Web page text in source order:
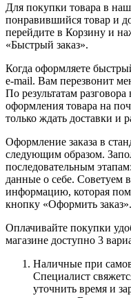
Для покупки товара в
понравившийся товар и
перейдите в Корзину и
«Быстрый заказ».
Когда оформляете
e-mail. Вам перезвонит
По результатам
оформления товара на
только ждать доставки и
Оформление заказа в
следующим образом.
последовательным
данные о себе. Советуем
информацию, которая
кнопку «Оформить заказ».
Оплачивайте покупки
магазине доступно 3
Наличные при
Специалист
уточнить время и